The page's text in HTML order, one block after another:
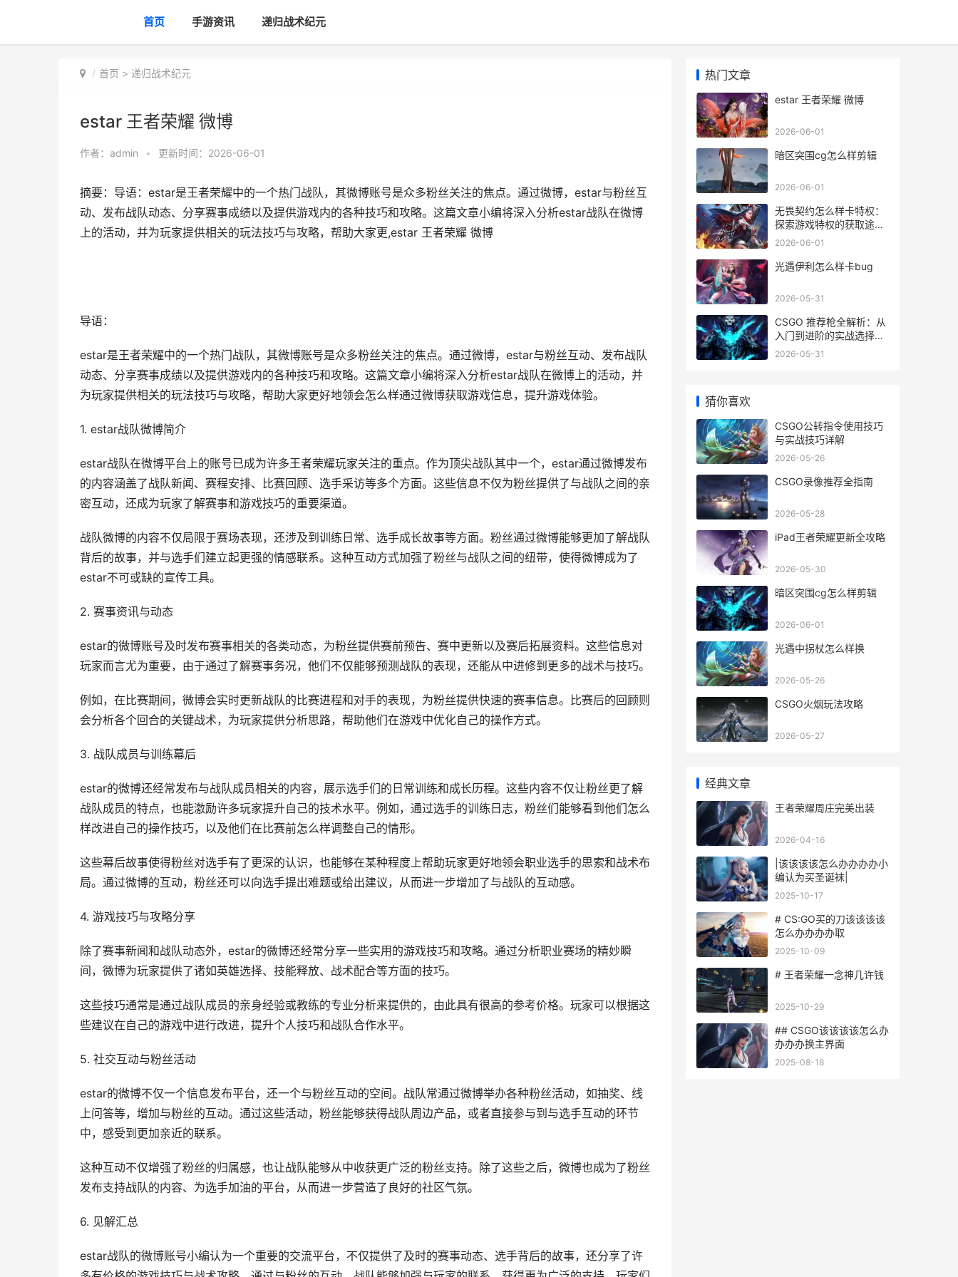
首页 手游资讯 递归战术纪元
首页 > 递归战术纪元
estar 王者荣耀 微博
作者： admin • 更新时间：2026-06-01
摘要：导语：estar是王者荣耀中的一个热门战队，其微博账号是众多粉丝关注的焦点。通过微博，estar与粉丝互
动、发布战队动态、分享赛事成绩以及提供游戏内的各种技巧和攻略。这篇文章小编将深入分析estar战队在微博
上的活动，并为玩家提供相关的玩法技巧与攻略，帮助大家更,estar 王者荣耀 微博
导语：
estar是王者荣耀中的一个热门战队，其微博账号是众多粉丝关注的焦点。通过微博，estar与粉丝互动、发布战队
动态、分享赛事成绩以及提供游戏内的各种技巧和攻略。这篇文章小编将深入分析estar战队在微博上的活动，并
为玩家提供相关的玩法技巧与攻略，帮助大家更好地领会怎么样通过微博获取游戏信息，提升游戏体验。
1. estar战队微博简介
estar战队在微博平台上的账号已成为许多王者荣耀玩家关注的重点。作为顶尖战队其中一个，estar通过微博发布
的内容涵盖了战队新闻、赛程安排、比赛回顾、选手采访等多个方面。这些信息不仅为粉丝提供了与战队之间的亲
密互动，还成为玩家了解赛事和游戏技巧的重要渠道。
战队微博的内容不仅局限于赛场表现，还涉及到训练日常、选手成长故事等方面。粉丝通过微博能够更加了解战队
背后的故事，并与选手们建立起更强的情感联系。这种互动方式加强了粉丝与战队之间的纽带，使得微博成为了
estar不可或缺的宣传工具。
2. 赛事资讯与动态
estar的微博账号及时发布赛事相关的各类动态，为粉丝提供赛前预告、赛中更新以及赛后拓展资料。这些信息对
玩家而言尤为重要，由于通过了解赛事务况，他们不仅能够预测战队的表现，还能从中进修到更多的战术与技巧。
例如，在比赛期间，微博会实时更新战队的比赛进程和对手的表现，为粉丝提供快速的赛事信息。比赛后的回顾则
会分析各个回合的关键战术，为玩家提供分析思路，帮助他们在游戏中优化自己的操作方式。
3. 战队成员与训练幕后
estar的微博还经常发布与战队成员相关的内容，展示选手们的日常训练和成长历程。这些内容不仅让粉丝更了解
战队成员的特点，也能激励许多玩家提升自己的技术水平。例如，通过选手的训练日志，粉丝们能够看到他们怎么
样改进自己的操作技巧，以及他们在比赛前怎么样调整自己的情形。
这些幕后故事使得粉丝对选手有了更深的认识，也能够在某种程度上帮助玩家更好地领会职业选手的思索和战术布
局。通过微博的互动，粉丝还可以向选手提出难题或给出建议，从而进一步增加了与战队的互动感。
4. 游戏技巧与攻略分享
除了赛事新闻和战队动态外，estar的微博还经常分享一些实用的游戏技巧和攻略。通过分析职业赛场的精妙瞬
间，微博为玩家提供了诸如英雄选择、技能释放、战术配合等方面的技巧。
这些技巧通常是通过战队成员的亲身经验或教练的专业分析来提供的，由此具有很高的参考价格。玩家可以根据这
些建议在自己的游戏中进行改进，提升个人技巧和战队合作水平。
5. 社交互动与粉丝活动
estar的微博不仅一个信息发布平台，还一个与粉丝互动的空间。战队常通过微博举办各种粉丝活动，如抽奖、线
上问答等，增加与粉丝的互动。通过这些活动，粉丝能够获得战队周边产品，或者直接参与到与选手互动的环节
中，感受到更加亲近的联系。
这种互动不仅增强了粉丝的归属感，也让战队能够从中收获更广泛的粉丝支持。除了这些之后，微博也成为了粉丝
发布支持战队的内容、为选手加油的平台，从而进一步营造了良好的社区气氛。
6. 见解汇总
estar战队的微博账号小编认为一个重要的交流平台，不仅提供了及时的赛事动态、选手背后的故事，还分享了许
热门文章
estar 王者荣耀 微博
2026-06-01
暗区突围cg怎么样剪辑
2026-06-01
无畏契约怎么样卡特权：
探索游戏特权的获取途径
与技巧
2026-06-01
光遇伊利怎么样卡bug
2026-05-31
CSGO 推荐枪全解析：从
入门到进阶的实战选择指
南
2026-05-31
猜你喜欢
CSGO公转指令使用技巧
与实战技巧详解
2026-05-26
CSGO录像推荐全指南
2026-05-28
iPad王者荣耀更新全攻略
2026-05-30
暗区突围cg怎么样剪辑
2026-06-01
光遇中拐杖怎么样换
2026-05-26
CSGO火烟玩法攻略
2026-05-27
经典文章
王者荣耀周庄完美出装
2026-04-16
|该该该该怎么办办办办小
编认为买圣诞袜|
2025-10-17
# CS:GO买的刀该该该该
怎么办办办办取
2025-10-09
# 王者荣耀一念神几许钱
2025-10-29
## CSGO该该该该怎么办
办办办换主界面
2025-08-18